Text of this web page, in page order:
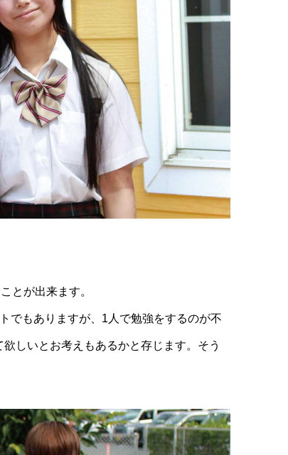
とが出来ます。
でもありますが、1人で勉強をするのが不
しいとお考えもあるかと存じます。そう